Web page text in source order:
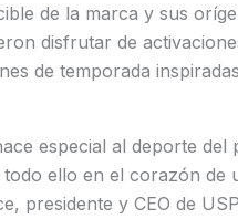
de la marca y sus
disfrutar de
de temporada
especial al deporte del
ello en el corazón de
presidente y CEO de